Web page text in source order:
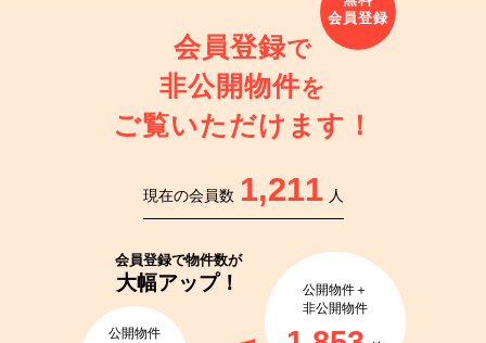
会員登録で
非公開物件を
ご覧いただけます！
現在の会員数 1,211 人
会員登録で物件数が
大幅アップ！
公開物件
公開物件＋
非公開物件